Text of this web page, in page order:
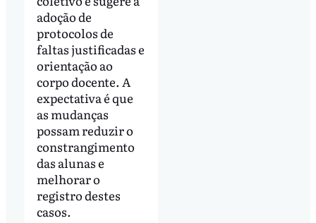
adoção de
protocolos de
faltas justificadas e
orientação ao
corpo docente. A
expectativa é que
as mudanças
possam reduzir o
constrangimento
das alunas e
melhorar o
registro destes
casos.